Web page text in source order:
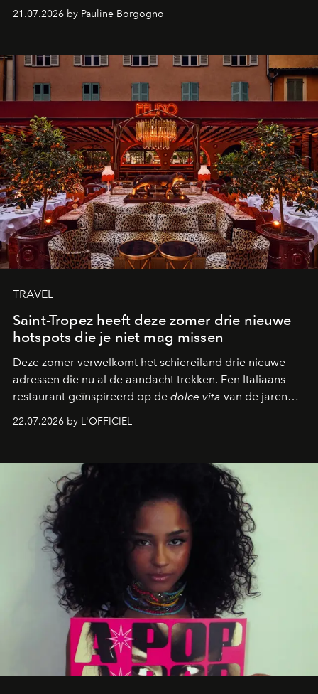
kijker met twee gastronomische creaties.
21.07.2026 by Pauline Borgogno
TRAVEL
Saint-Tropez heeft deze zomer drie nieuwe
hotspots die je niet mag missen
Deze zomer verwelkomt het schiereiland drie nieuwe
adressen die nu al de aandacht trekken. Een Italiaans
restaurant geïnspireerd op de dolce vita van de jaren
zestig, een Japanse hotspot die na zonsondergang
verandert in een bruisende ontmoetingsplek en de
neerstrijkt in Saint-Tropez. Dit zijn de nieuwe adressen
die deze zomer de toon zetten, van lange lunches tot
zwoele nachten.
22.07.2026 by L'OFFICIEL